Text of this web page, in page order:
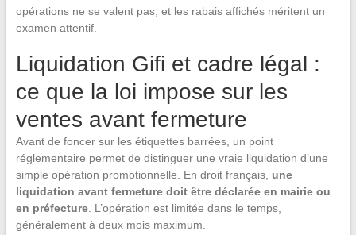
opérations ne se valent pas, et les rabais affichés méritent un
examen attentif.
Liquidation Gifi et cadre légal :
ce que la loi impose sur les
ventes avant fermeture
Avant de foncer sur les étiquettes barrées, un point
réglementaire permet de distinguer une vraie liquidation d’une
simple opération promotionnelle. En droit français, une
liquidation avant fermeture doit être déclarée en mairie ou
en préfecture. L’opération est limitée dans le temps,
généralement à deux mois maximum.